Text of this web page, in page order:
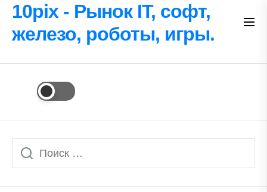
Перейти
содержимому
10pix - Рынок IT, софт,
железо, роботы, игры.